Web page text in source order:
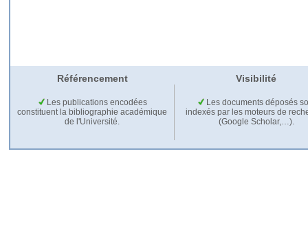
Référencement Visibilité
Les publications encodées
constituent la bibliographie académique
de l'Université.
Les documents déposés
indexés par les moteurs de
(Google Scholar,…).